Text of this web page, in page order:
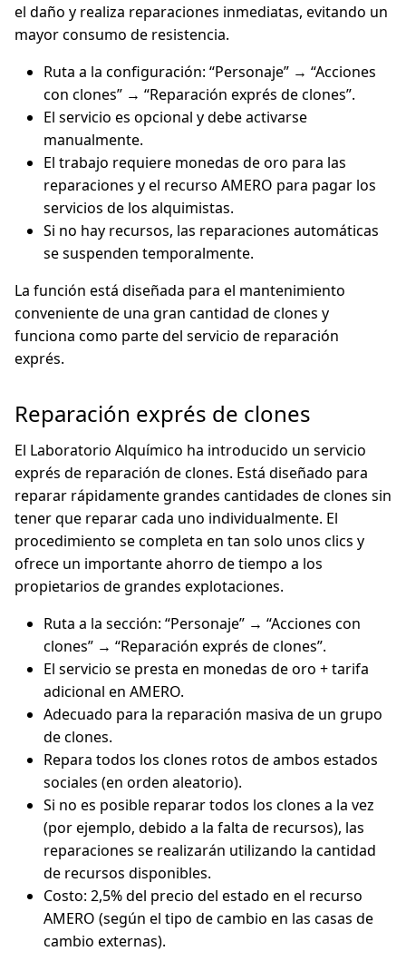
el daño y realiza reparaciones inmediatas, evitando un
mayor consumo de resistencia.
Ruta a la configuración: “Personaje” → “Acciones
con clones” → “Reparación exprés de clones”.
El servicio es opcional y debe activarse
manualmente.
El trabajo requiere monedas de oro para las
reparaciones y el recurso AMERO para pagar los
servicios de los alquimistas.
Si no hay recursos, las reparaciones automáticas
se suspenden temporalmente.
La función está diseñada para el mantenimiento
conveniente de una gran cantidad de clones y
funciona como parte del servicio de reparación
exprés.
Reparación exprés de clones
El Laboratorio Alquímico ha introducido un servicio
exprés de reparación de clones. Está diseñado para
reparar rápidamente grandes cantidades de clones sin
tener que reparar cada uno individualmente. El
procedimiento se completa en tan solo unos clics y
ofrece un importante ahorro de tiempo a los
propietarios de grandes explotaciones.
Ruta a la sección: “Personaje” → “Acciones con
clones” → “Reparación exprés de clones”.
El servicio se presta en monedas de oro + tarifa
adicional en AMERO.
Adecuado para la reparación masiva de un grupo
de clones.
Repara todos los clones rotos de ambos estados
sociales (en orden aleatorio).
Si no es posible reparar todos los clones a la vez
(por ejemplo, debido a la falta de recursos), las
reparaciones se realizarán utilizando la cantidad
de recursos disponibles.
Costo: 2,5% del precio del estado en el recurso
AMERO (según el tipo de cambio en las casas de
cambio externas).